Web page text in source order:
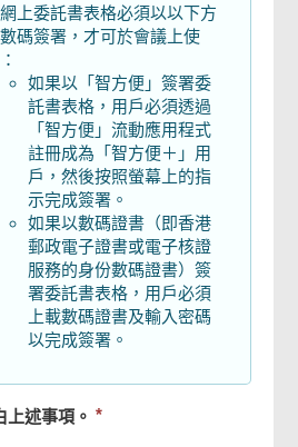
上委託書表格必須以以下方
碼簽署，才可於會議上使
如果以「智方便」簽署委
託書表格，用戶必須透過
「智方便」流動應用程式
註冊成為「智方便＋」用
戶，然後按照螢幕上的指
示完成簽署。
如果以數碼證書（即香港
郵政電子證書或電子核證
服務的身份數碼證書）簽
署委託書表格，用戶必須
上載數碼證書及輸入密碼
以完成簽署。
上述事項。
必